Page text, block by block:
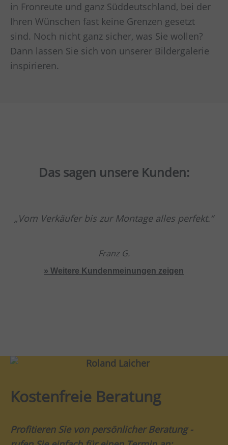
in Fronreute und ganz Süddeutschland, bei der
Ihren Wünschen fast keine Grenzen gesetzt
sind. Noch nicht ganz sicher, was Sie wollen?
Dann lassen Sie sich von unserer Bildergalerie
inspirieren.
Das sagen unsere Kunden:
Vom Verkäufer bis zur Montage alles perfekt.
Franz G.
» Weitere Kundenmeinungen zeigen
Kostenfreie Beratung
Profitieren Sie von persönlicher Beratung -